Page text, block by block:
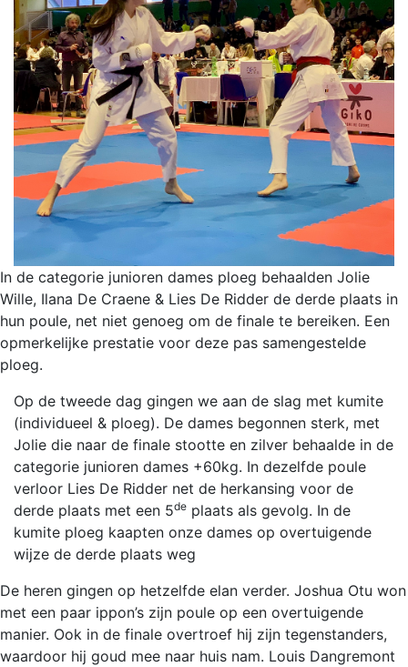
In de categorie junioren dames ploeg behaalden Jolie
Wille, Ilana De Craene & Lies De Ridder de derde plaats in
hun poule, net niet genoeg om de finale te bereiken. Een
opmerkelijke prestatie voor deze pas samengestelde
ploeg.
Op de tweede dag gingen we aan de slag met kumite
(individueel & ploeg). De dames begonnen sterk, met
Jolie die naar de finale stootte en zilver behaalde in de
categorie junioren dames +60kg. In dezelfde poule
verloor Lies De Ridder net de herkansing voor de
derde plaats met een 5de plaats als gevolg. In de
kumite ploeg kaapten onze dames op overtuigende
wijze de derde plaats weg
De heren gingen op hetzelfde elan verder. Joshua Otu won
met een paar ippon’s zijn poule op een overtuigende
manier. Ook in de finale overtroef hij zijn tegenstanders,
waardoor hij goud mee naar huis nam. Louis Dangremont